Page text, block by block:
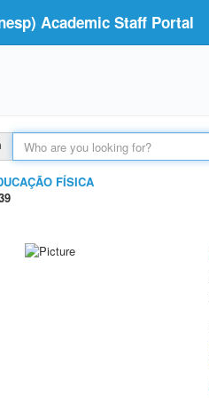
Academic Staff Portal
FÍSICA